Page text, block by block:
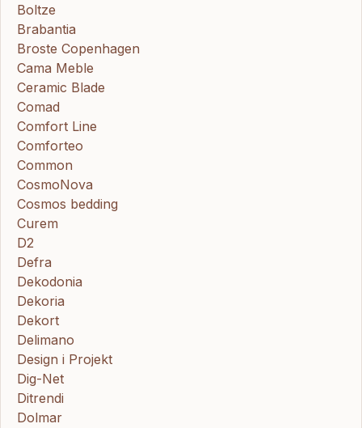
Boltze
Brabantia
Broste Copenhagen
Cama Meble
Ceramic Blade
Comad
Comfort Line
Comforteo
Common
CosmoNova
Cosmos bedding
Curem
D2
Defra
Dekodonia
Dekoria
Dekort
Delimano
Design i Projekt
Dig-Net
Ditrendi
Dolmar